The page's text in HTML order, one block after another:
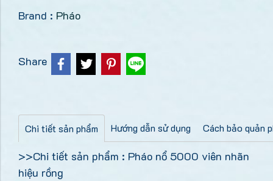
Brand : Pháo
Share
Chi tiết sản phẩm Hướng dẫn sử dụng Cách bảo quản
>>Chi tiết sản phẩm : Pháo nổ 5000 viên nhãn
hiệu rồng